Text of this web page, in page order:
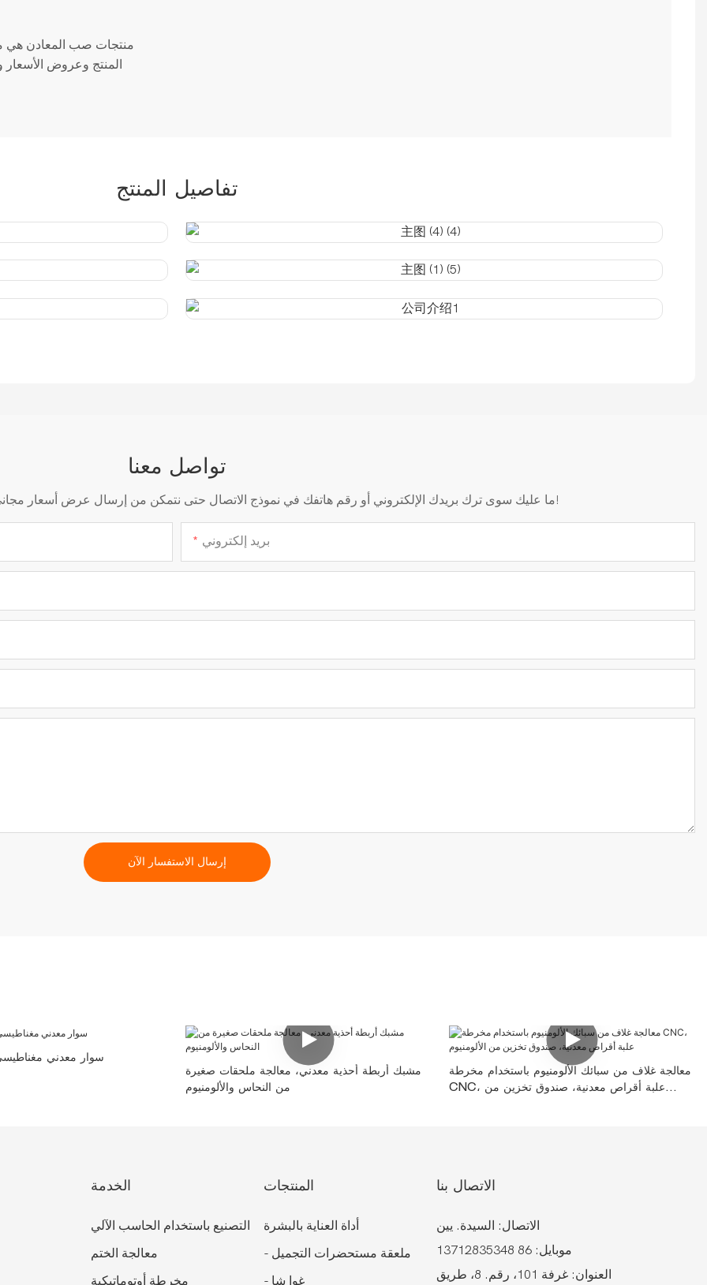
منتجات صب المعادن هي
المنتج وعروض
تفاصيل المنتج
تواصل معنا
ما عليك سوى ترك بريدك الإلكتروني أو رقم هاتفك في نموذج الاتصال حتى نتمكن من إرسال عرض أسعار مجاني لك لمجموعة واسعة من التصاميم لدينا!
بريد إلكتروني
إرسال الاستفسار الآن
سوار معدني
مشبك أربطة أحذية معدني، معالجة ملحقات صغيرة
من النحاس والألومنيوم
معالجة غلاف من سبائك الألومنيوم باستخدام مخرطة
CNC، علبة أقراص معدنية، صندوق تخزين من
الخدمة
التصنيع باستخدام الحاسب الآلي
معالجة الختم
مخرطة أوتوماتيكية
المنتجات
أداة العناية بالبشرة
- ملعقة مستحضرات التجميل
- غوا شا
الاتصال بنا
الاتصال: السيدة. يين
موبايل: 86 13712835348
العنوان: غرفة 101، رقم. 8، طريق